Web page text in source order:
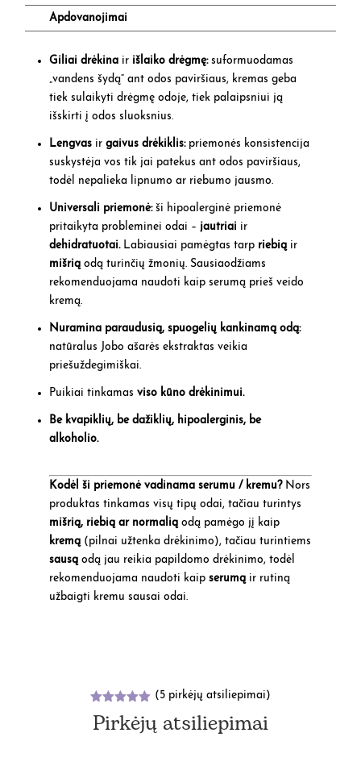
Apdovanojimai
Giliai drėkina ir išlaiko drėgmę:suformuodamas
„vandens šydą“ ant odos paviršiaus, kremas geba
tiek sulaikyti drėgmę odoje, tiek palaipsniui ją
išskirti į odos sluoksnius.
Lengvas ir gaivus drėkiklis:priemonės konsistencija
suskystėja vos tik jai patekus ant odos paviršiaus,
todėl nepalieka lipnumo ar riebumo jausmo.
Universali priemonė:ši hipoalerginė priemonė
pritaikyta probleminei odai – jautriai ir
dehidratuotai.Labiausiai pamėgtas tarp riebią ir
mišrią odą turinčių žmonių. Sausiaodžiams
rekomenduojama naudoti kaip serumą prieš veido
kremą.
Nuramina paraudusią, spuogelių kankinamą odą:
natūralus Jobo ašarės ekstraktas veikia
priešuždegimiškai.
Puikiai tinkamasviso kūno drėkinimui.
Be kvapiklių, be dažiklių, hipoalerginis, be
alkoholio.
Kodėl ši priemonė vadinama serumu / kremu?Nors
produktas tinkamas visų tipų odai, tačiau turintys
mišrią, riebią ar normalią odą pamėgo jį kaip
kremą (pilnai užtenka drėkinimo), tačiau turintiems
sausą odą jau reikia papildomo drėkinimo, todėl
rekomenduojama naudoti kaipserumą ir rutiną
užbaigti kremu sausai odai.
Įvertinimas
:5.00iš 5
( 5pirkėjų atsiliepimai)
Pirkėjų atsiliepimai